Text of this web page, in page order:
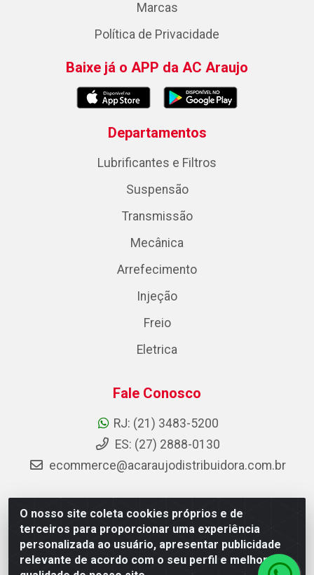
O nosso site coleta cookies próprios e de
terceiros para proporcionar uma experiência
personalizada ao usuário, apresentar publicidade
relevante de acordo com o seu perfil e melhorar a
Marcas
Política de Privacidade
Baixe já o APP da AC Araujo
Departamentos
Lubrificantes e Filtros
Suspensão
Transmissão
Mecânica
Arrefecimento
Injeção
Freio
Eletrica
Fale Conosco
RJ: (21) 3483-5200
ES: (27) 2888-0130
ecommerce@acaraujodistribuidora.com.br
AC Araujo Distribuidora - Rua Carneiro de Campos, 42 -
São Cristóvão, Rio de Janeiro/RJ - CEP 20.920-410 -
CNPJ 08.744.753/0003-85